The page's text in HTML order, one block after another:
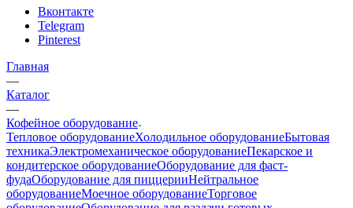
Вконтакте
Telegram
Pinterest
Главная
—
Каталог
—
Кофейное оборудование
Тепловое оборудованиеХолодильное оборудованиеБытовая
техникаЭлектромеханическое оборудованиеПекарское и
кондитерское оборудованиеОборудование для фаст-
фудаОборудование для пиццерииНейтральное
оборудованиеМоечное оборудованиеТорговое